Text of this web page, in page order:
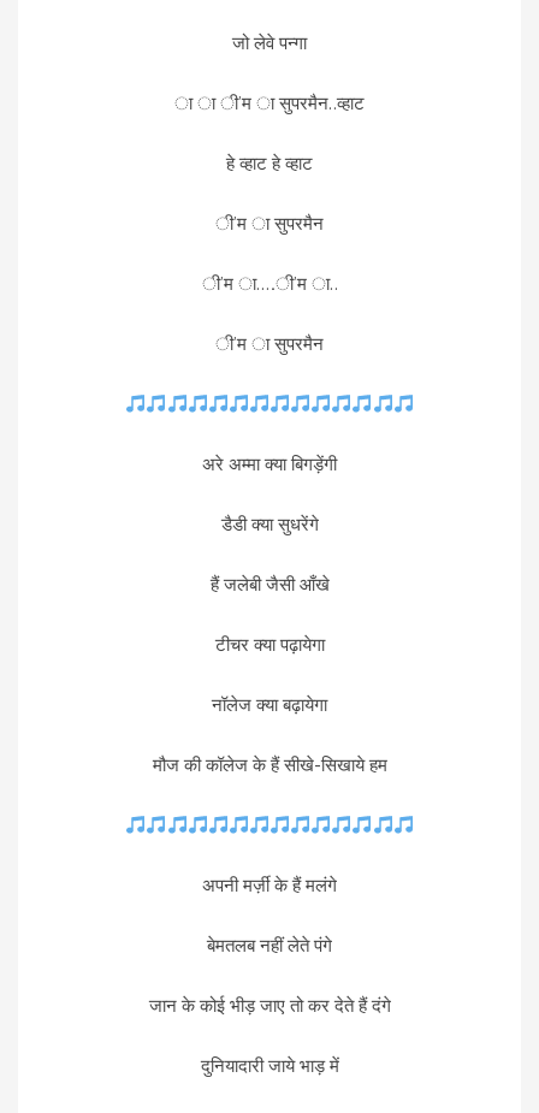
जो लेवे पन्गा
ा ा ी’म ा सुपरमैन..व्हाट
हे व्हाट हे व्हाट
ी’म ा सुपरमैन
ी’म ा….ी’म ा..
ी’म ा सुपरमैन
अरे अम्मा क्या बिगड़ेंगी
डैडी क्या सुधरेंगे
हैं जलेबी जैसी आँखे
टीचर क्या पढ़ायेगा
नॉलेज क्या बढ़ायेगा
मौज की कॉलेज के हैं सीखे-सिखाये हम
अपनी मर्ज़ी के हैं मलंगे
बेमतलब नहीं लेते पंगे
जान के कोई भीड़ जाए तो कर देते हैं दंगे
दुनियादारी जाये भाड़ में